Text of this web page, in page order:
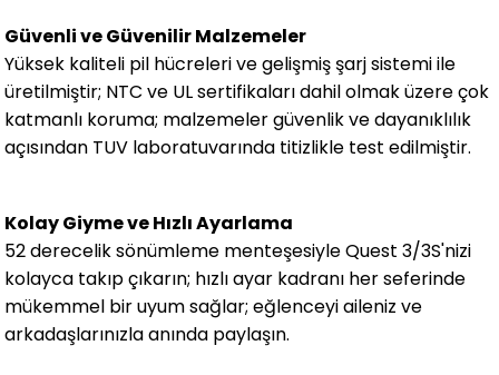
Güvenli ve Güvenilir Malzemeler
Yüksek kaliteli pil hücreleri ve gelişmiş şarj sistemi ile
üretilmiştir; NTC ve UL sertifikaları dahil olmak üzere çok
katmanlı koruma; malzemeler güvenlik ve dayanıklılık
açısından TUV laboratuvarında titizlikle test edilmiştir.
Kolay Giyme ve Hızlı Ayarlama
52 derecelik sönümleme menteşesiyle Quest 3/3S'nizi
kolayca takıp çıkarın; hızlı ayar kadranı her seferinde
mükemmel bir uyum sağlar; eğlenceyi aileniz ve
arkadaşlarınızla anında paylaşın.